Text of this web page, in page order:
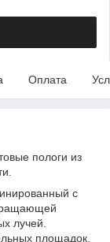
Оплата
пологи из
с
лучей.
площадок,